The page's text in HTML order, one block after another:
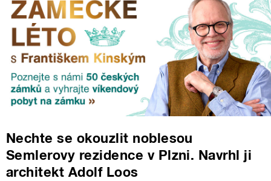
Nechte se okouzlit noblesou
Semlerovy rezidence v Plzni. Navrhl ji
architekt Adolf Loos